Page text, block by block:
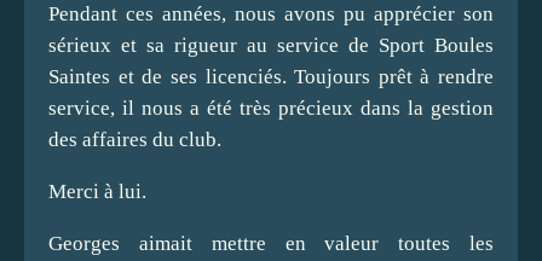
Pendant ces années, nous avons pu apprécier son
sérieux et sa rigueur au service de Sport Boules
Saintes et de ses licenciés. Toujours prêt à rendre
service, il nous a été très précieux dans la gestion
des affaires du club.
Merci à lui.
Georges aimait mettre en valeur toutes les